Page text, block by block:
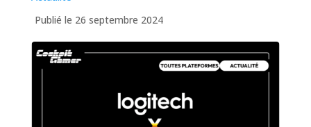
Publié le 26 septembre 2024